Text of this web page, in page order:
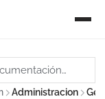
Administracion